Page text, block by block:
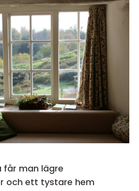
får man lägre
och ett tystare hem